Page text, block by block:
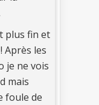
plus fin et
Après les
je ne vois
mais
foule de